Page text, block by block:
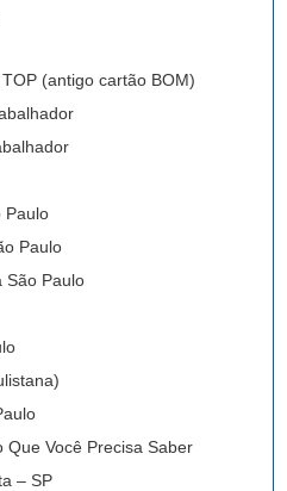
(antigo cartão BOM)
Paulo
Paulo
São Paulo
Que Você Precisa Saber
– SP